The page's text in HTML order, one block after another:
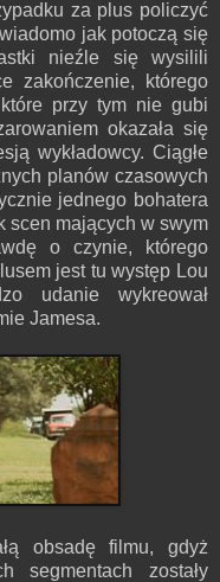
za plus policzyć
jak potoczą się
nieźle się wysilili
zakończenie, którego
przy tym nie gubi
okazała się
wykładowcy. Ciągłe
planów czasowych
jednego bohatera
scen mających w swym
o czynie, którego
jest tu występ Lou
udanie wykreował
Jamesa.
obsadę filmu, gdyż
segmentach zostały